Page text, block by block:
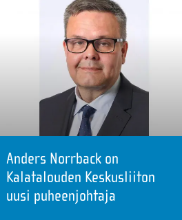
Anders Norrback on
Kalatalouden Keskusliiton
uusi puheenjohtaja